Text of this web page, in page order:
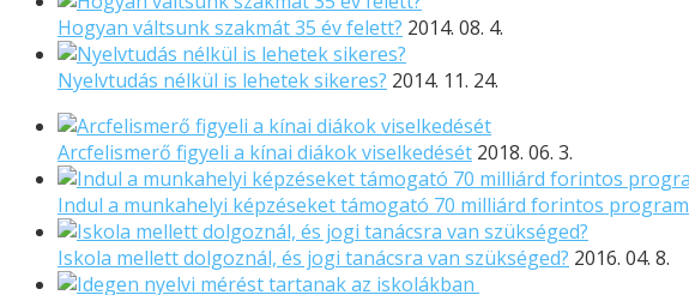
Hogyan váltsunk szakmát 35 év felett? 2014. 08. 4.
Nyelvtudás nélkül is lehetek sikeres? 2014. 11. 24.
Arcfelismerő figyeli a kínai diákok viselkedését 2018. 06. 3.
Indul a munkahelyi képzéseket támogató 70 milliárd forintos program
Iskola mellett dolgoznál, és jogi tanácsra van szükséged? 2016. 04. 8.